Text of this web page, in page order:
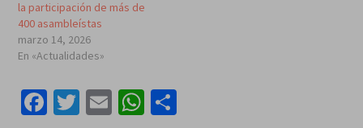
la participación de más de
400 asambleístas
marzo 14, 2026
En «Actualidades»
Facebook
Twitter
EmailWhatsApp
Compartir